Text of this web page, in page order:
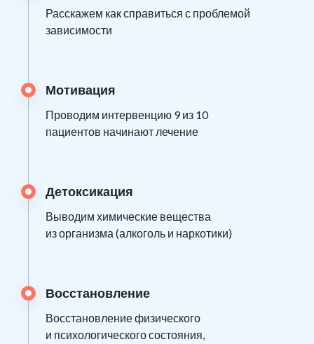
Расскажем как справиться с проблемой
зависимости
Мотивация
Проводим интервенцию 9 из 10
пациентов начинают лечение
Детоксикация
Выводим химические вещества
из организма (алкоголь и наркотики)
Восстановление
Восстановление физического
и психологического состояния,